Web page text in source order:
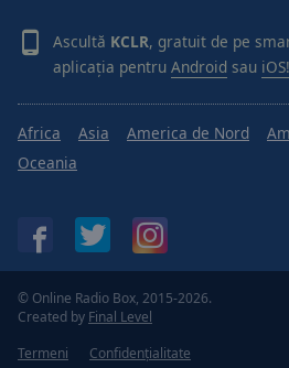
window.Ascultă KCLR, gratuit de pe
aplicația pentru Android sau iOS!
Africa Asia America de Nord
Oceania
© Online Radio Box, 2015-2026.
Created by Final Level
Termeni
Confidențialitate